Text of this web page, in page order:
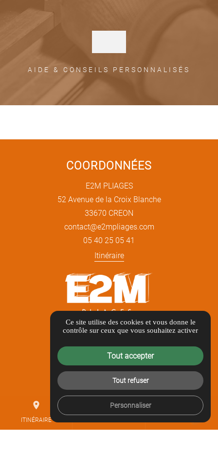
AIDE & CONSEILS PERSONNALISÉS
place
ITINÉRAIRE
mail
COORDONNÉES
E2M PLIAGES
52 Avenue de la Croix Blanche
33670 CREON
contact@e2mpliages.com
05 40 25 05 41
Itinéraire
LIENS UTILES
Guide local
Informations complémentaires
Mentions légales
Politique de confidentialité
Gestion des cookies
Ce site utilise des cookies et vous donne le
contrôle sur ceux que vous souhaitez activer
Tout accepter
Tout refuser
Personnaliser